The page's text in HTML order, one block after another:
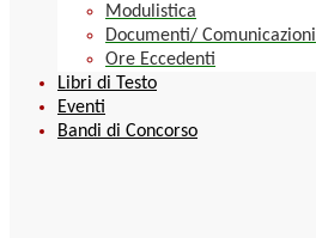
Modulistica
Documenti/ Comunicazioni
Ore Eccedenti
Libri di Testo
Eventi
Bandi di Concorso